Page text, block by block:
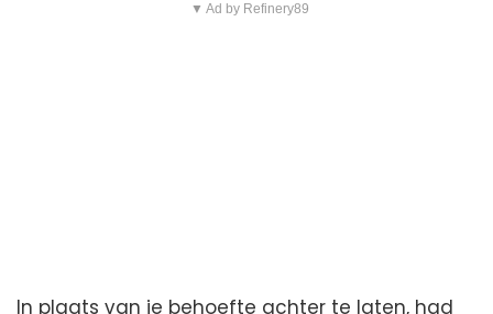
▼ Ad by Refinery89
In plaats van je behoefte achter te laten, had